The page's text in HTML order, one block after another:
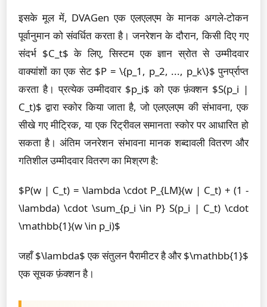
इसके मूल में, DVAGen एक एलएलएम के मानक अगले-टोकन
पूर्वानुमान को संवर्धित करता है। जनरेशन के दौरान, किसी दिए गए
संदर्भ $C_t$ के लिए, सिस्टम एक ज्ञान स्रोत से उम्मीदवार
वाक्यांशों का एक सेट $P = \{p_1, p_2, ..., p_k\}$ पुनर्प्राप्त
करता है। प्रत्येक उम्मीदवार $p_i$ को एक फ़ंक्शन $S(p_i |
C_t)$ द्वारा स्कोर किया जाता है, जो एलएलएम की संभावना, एक
सीखे गए मीट्रिक, या एक रिट्रीवल समानता स्कोर पर आधारित हो
सकता है। अंतिम जनरेशन संभावना मानक शब्दावली वितरण और
गतिशील उम्मीदवार वितरण का मिश्रण है:
$P(w | C_t) = \lambda \cdot P_{LM}(w | C_t) + (1 -
\lambda) \cdot \sum_{p_i \in P} S(p_i | C_t) \cdot
\mathbb{1}(w \in p_i)$
जहाँ $\lambda$ एक संतुलन पैरामीटर है और $\mathbb{1}$
एक सूचक फ़ंक्शन है।